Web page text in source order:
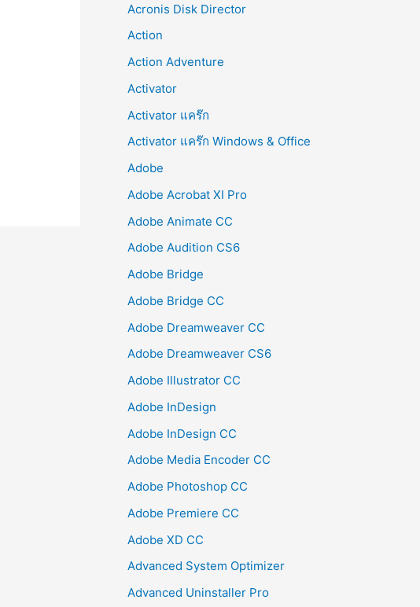
Acronis Disk Director
Action
Action Adventure
Activator
Activator แคร๊ก
Activator แคร๊ก Windows & Office
Adobe
Adobe Acrobat XI Pro
Adobe Animate CC
Adobe Audition CS6
Adobe Bridge
Adobe Bridge CC
Adobe Dreamweaver CC
Adobe Dreamweaver CS6
Adobe Illustrator CC
Adobe InDesign
Adobe InDesign CC
Adobe Media Encoder CC
Adobe Photoshop CC
Adobe Premiere CC
Adobe XD CC
Advanced System Optimizer
Advanced Uninstaller Pro